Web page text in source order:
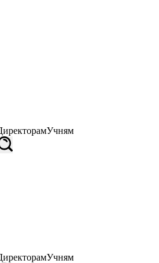
Учням
Учням